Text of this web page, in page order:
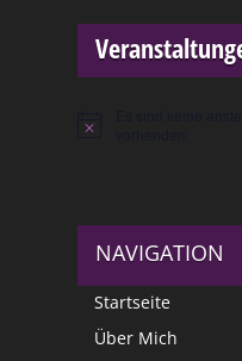
Hinweis
NAVIGATION
Startseite
Über Mich